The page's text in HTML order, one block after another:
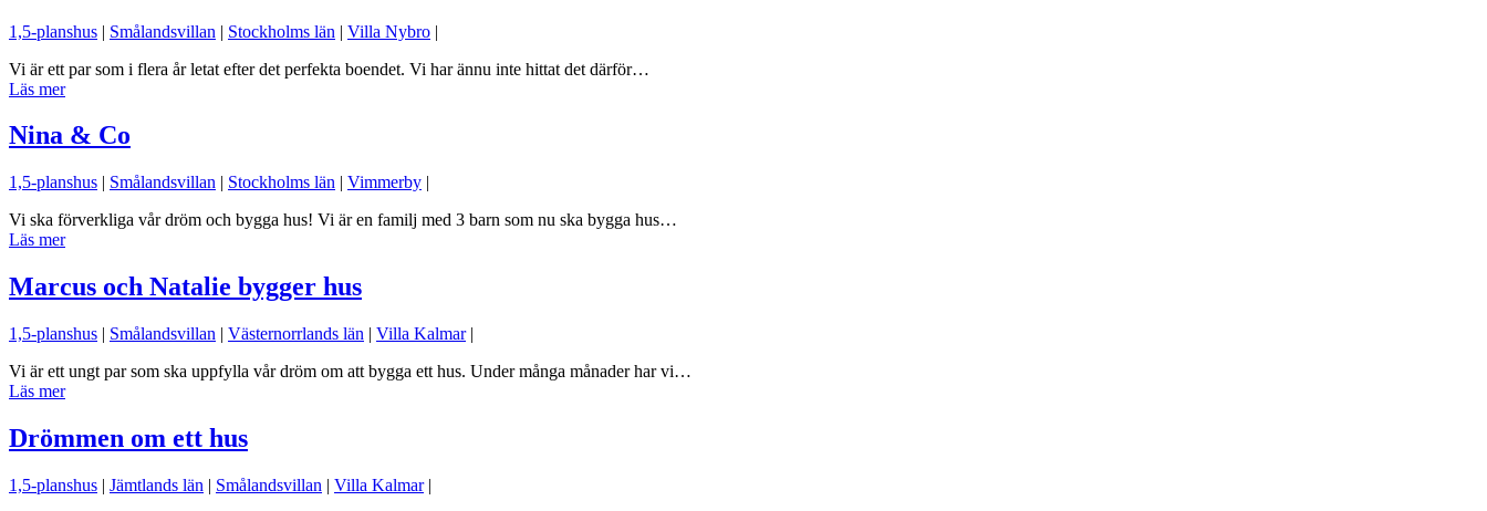
1,5-planshus | Smålandsvillan | Stockholms län | Villa Nybro |
Vi är ett par som i flera år letat efter det perfekta boendet. Vi har ännu inte hittat det därför…
Läs mer
Nina & Co
1,5-planshus | Smålandsvillan | Stockholms län | Vimmerby |
Vi ska förverkliga vår dröm och bygga hus! Vi är en familj med 3 barn som nu ska bygga hus…
Läs mer
Marcus och Natalie bygger hus
1,5-planshus | Smålandsvillan | Västernorrlands län | Villa Kalmar |
Vi är ett ungt par som ska uppfylla vår dröm om att bygga ett hus. Under många månader har vi…
Läs mer
Drömmen om ett hus
1,5-planshus | Jämtlands län | Smålandsvillan | Villa Kalmar |